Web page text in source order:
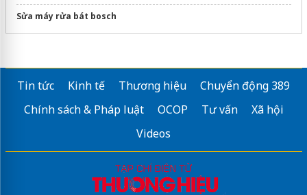
Sửa máy rửa bát bosch
Tin tức Kinh tế Thương hiệu
Chuyển động 389
Chính sách & Pháp luật
OCOP Tư vấn
Xã hội
Videos